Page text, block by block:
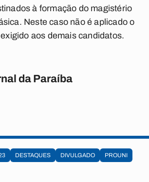
à formação do magistério
Neste caso não é aplicado o
aos demais candidatos.
da Paraíba
DESTAQUES DIVULGADO
PROUNI